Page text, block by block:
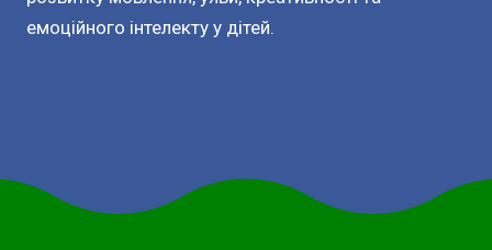
емоційного інтелекту у дітей.